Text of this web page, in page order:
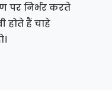
पर निर्भर करते
होते हैं चाहे